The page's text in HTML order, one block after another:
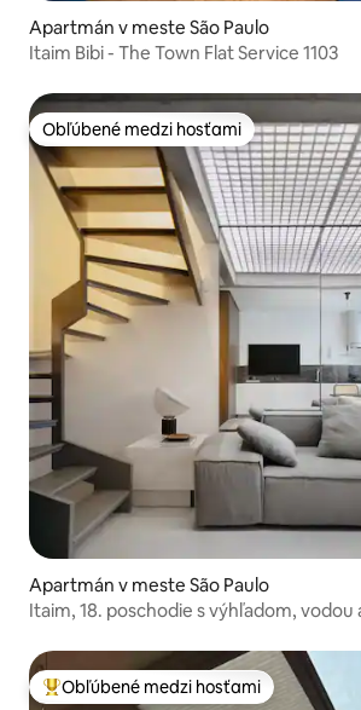
Apartmán v meste São Paulo
Itaim Bibi - The Town Flat Service 1103
Obľúbené medzi hosťami
Obľúbené medzi hosťami
Apartmán v meste São Paulo
Itaim, 18. poschodie s výhľadom,
Najobľúbenejšie medzi hosťami
Obľúbené medzi hosťami